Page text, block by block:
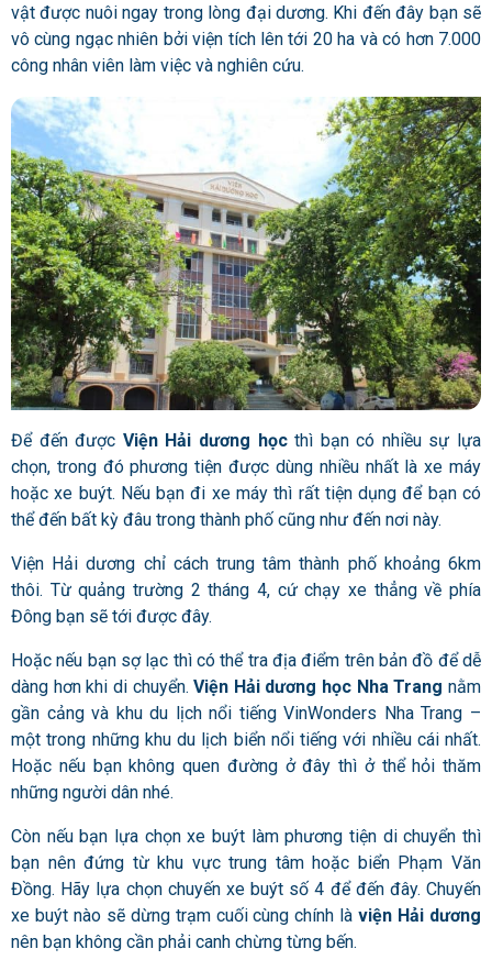
vật được nuôi ngay trong lòng đại dương. Khi đến đây bạn sẽ
vô cùng ngạc nhiên bởi viện tíchlên tới 20 ha và có hơn 7.000
công nhân viên làm việc và nghiên cứu.
Để đến được Viện Hải dương họcthì bạn có nhiều sự lựa
chọn, trong đó phương tiện được dùng nhiều nhất là xe máy
hoặc xe buýt. Nếu bạn đi xe máy thì rất tiện dụng để bạn có
thể đến bất kỳ đâu trong thành phố cũng như đến nơi này.
Viện Hải dương chỉ cách trung tâm thành phố khoảng 6km
thôi. Từ quảng trường 2 tháng 4, cứ chạy xe thẳng về phía
Đông bạn sẽ tới được đây.
Hoặc nếu bạn sợ lạc thì có thể tra địa điểm trên bản đồ để dễ
dàng hơn khi di chuyển.Viện Hải dương học Nha Trangnằm
gần cảng và khu du lịch nổi tiếng VinWonders Nha Trang –
một trong những khu du lịch biển nổi tiếng với nhiều cái nhất.
Hoặc nếu bạn không quen đường ở đây thì ở thể hỏi thăm
những người dân nhé.
Còn nếu bạn lựa chọn xe buýt làm phương tiện di chuyển thì
bạn nên đứng từ khu vực trung tâm hoặc biển Phạm Văn
Đồng. Hãy lựa chọn chuyến xe buýt số 4 để đến đây. Chuyến
xe buýt nào sẽ dừng trạm cuối cùng chính làviện Hải dương
nên bạn không cần phải canh chừng từng bến.